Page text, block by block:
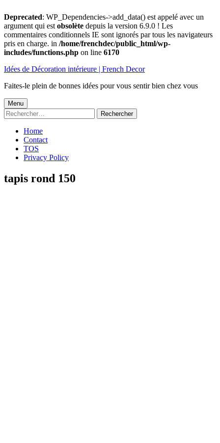
Deprecated: WP_Dependencies->add_data() est appelé avec un
argument qui est obsolète depuis la version 6.9.0 ! Les
commentaires conditionnels IE sont ignorés par tous les navigateurs
pris en charge. in /home/frenchdec/public_html/wp-
includes/functions.php on line 6170
au
Idées de Décoration intérieure | French Decor
Faites-le plein de bonnes idées pour vous sentir bien chez vous
Menu
principal
Menu
Rechercher :
Home
Contact
TOS
Privacy Policy
tapis rond 150